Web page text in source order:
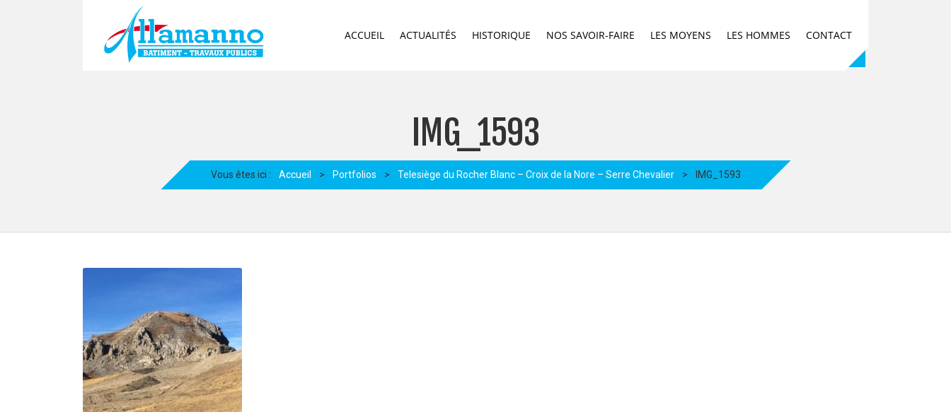
ACCUEIL ACTUALITÉS HISTORIQUE NOS SAVOIR-FAIRE LES MOYENS LES HOMMES CONTACT
IMG_1593
Vous êtes ici : Accueil > Portfolios > Telesiège du Rocher Blanc – Croix de la Nore – Serre Chevalier > IMG_1593